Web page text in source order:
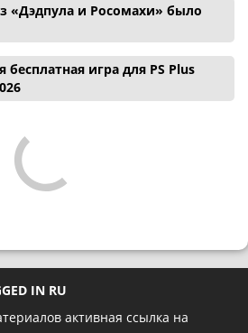
«Дэдпула и Росомахи» было
бесплатная игра для PS Plus
IN RU
активная ссылка на